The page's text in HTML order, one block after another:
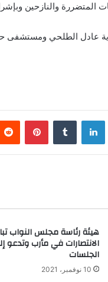
المتضررة والنازحين
عادل الطلحي ومستشفى
لينكدإن بينتيريست
هيئة رئاسة مجلس النواب
الانتصارات في مأرب وتدعو
الجلسات
10 نوفمبر، 2021